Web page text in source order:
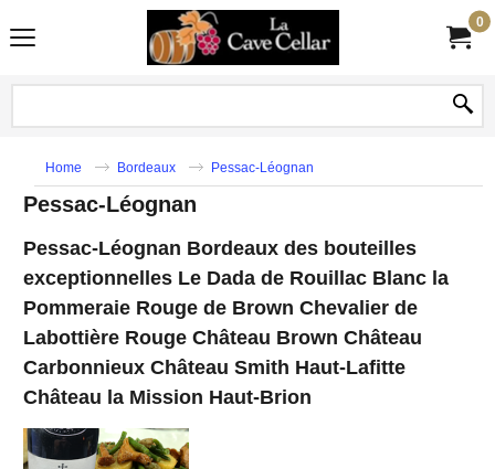
0
Home Bordeaux Pessac-Léognan
Pessac-Léognan
Pessac-Léognan Bordeaux des bouteilles
exceptionnelles Le Dada de Rouillac Blanc la
Pommeraie Rouge de Brown Chevalier de
Labottière Rouge Château Brown Château
Carbonnieux Château Smith Haut-Lafitte
Château la Mission Haut-Brion